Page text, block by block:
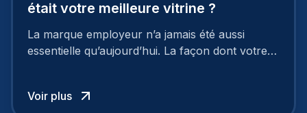
était votre meilleure vitrine ?
La marque employeur n’a jamais été aussi
essentielle qu’aujourd’hui. La façon dont votre
à perdre les meilleurs profils.
Voir plus